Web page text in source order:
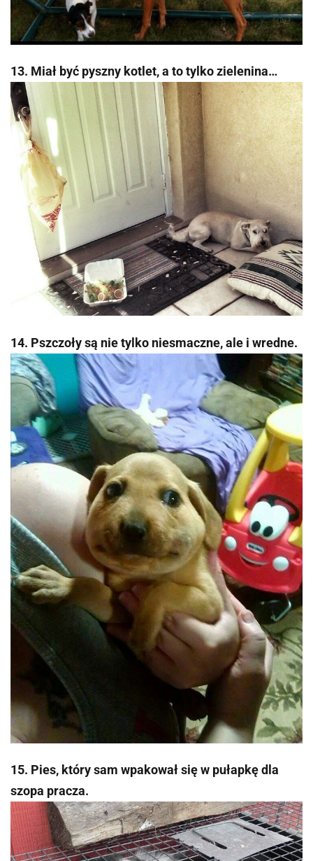
13. Miał być pyszny kotlet, a to tylko zielenina…
14. Pszczoły są nie tylko niesmaczne, ale i wredne.
15. Pies, który sam wpakował się w pułapkę dla
szopa pracza.